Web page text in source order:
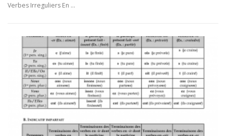
Verbes Irreguliers En …